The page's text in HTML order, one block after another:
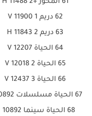
61 المحور +2 11488 H
62 دريم 1 11900 V
63 دريم 2 11843 H
64 الحياة 12207 V
65 الحياة 2 12018 V
66 الحياة 3 12437 V
67 الحياة مسلسلات 10892 H
68 الحياة سينما 10892 H